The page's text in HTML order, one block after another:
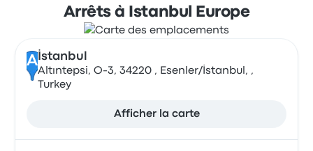
Arrêts à Istanbul Europe
A İstanbul
Altıntepsi, O-3, 34220 , Esenler/İstanbul, ,
Turkey
Afficher la carte